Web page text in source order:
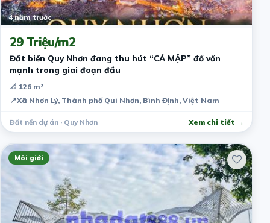
4 năm trước
29 Triệu/m2
Đất biển Quy Nhơn đang thu hút “CÁ MẬP” đổ vốn
mạnh trong giai đoạn đầu
📐 126 m²
📍Xã Nhơn Lý, Thành phố Qui Nhơn, Bình Định, Việt Nam
Đất nền dự án · Quy Nhơn Xem chi tiết →
Môi giới